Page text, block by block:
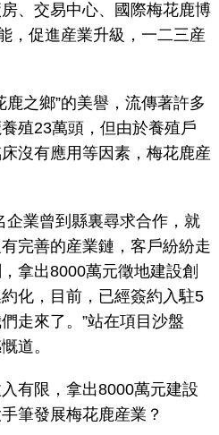
、交易中心、國際梅花鹿博
，促進産業升級，一二三産
之鄉”的美譽，流傳著許多
殖23萬頭，但由於養殖戶
沒有應用等因素，梅花鹿産
業曾到縣裏尋求合作，就
完善的産業鏈，客戶紛紛走
拿出8000萬元徵地建設創
化，目前，已經簽約入駐5
走來了。”站在項目沙盤
道。
限，拿出8000萬元建設
筆發展梅花鹿産業？